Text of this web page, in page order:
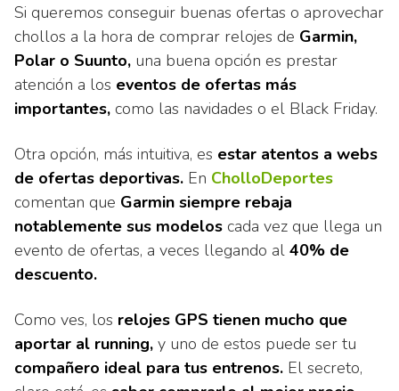
Si queremos conseguir buenas ofertas o aprovechar
chollos a la hora de comprar relojes de Garmin,
Polar o Suunto, una buena opción es prestar
atención a los eventos de ofertas más
importantes, como las navidades o el Black Friday.
Otra opción, más intuitiva, es estar atentos a webs
de ofertas deportivas. En CholloDeportes
comentan que Garmin siempre rebaja
notablemente sus modelos cada vez que llega un
evento de ofertas, a veces llegando al 40% de
descuento.
Como ves, los relojes GPS tienen mucho que
aportar al running, y uno de estos puede ser tu
compañero ideal para tus entrenos. El secreto,